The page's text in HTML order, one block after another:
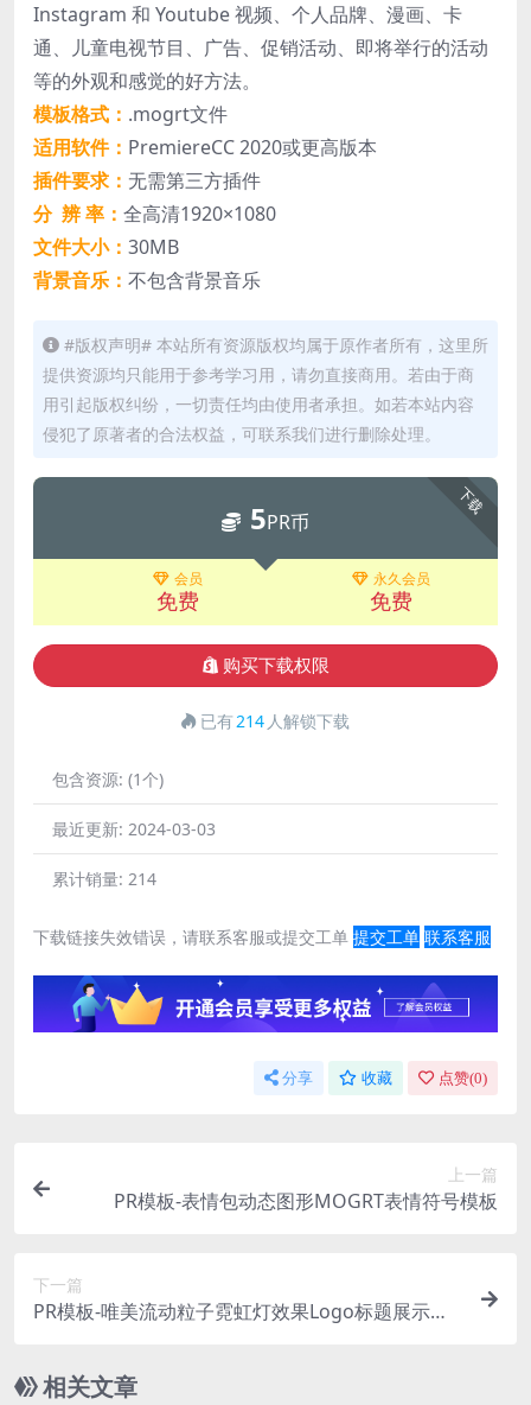
Instagram 和 Youtube 视频、个人品牌、漫画、卡
通、儿童电视节目、广告、促销活动、即将举行的活动
等的外观和感觉的好方法。
模板格式： .mogrt文件
适用软件： PremiereCC 2020或更高版本
插件要求： 无需第三方插件
分 辨 率： 全高清1920×1080
文件大小： 30MB
背景音乐： 不包含背景音乐
#版权声明# 本站所有资源版权均属于原作者所有，这里所
提供资源均只能用于参考学习用，请勿直接商用。若由于商
用引起版权纠纷，一切责任均由使用者承担。如若本站内容
侵犯了原著者的合法权益，可联系我们进行删除处理。
下载
5PR币
会员
免费
永久会员
免费
购买下载权限
已有214 人解锁下载
包含资源: (1个)
最近更新: 2024-03-03
累计销量: 214
下载链接失效错误，请联系客服或提交工单 提交工单 联系客服
分享 收藏 点赞(0)
上一篇
PR模板-表情包动态图形MOGRT表情符号模板
下一篇
PR模板-唯美流动粒子霓虹灯效果Logo标题展示模
相关文章